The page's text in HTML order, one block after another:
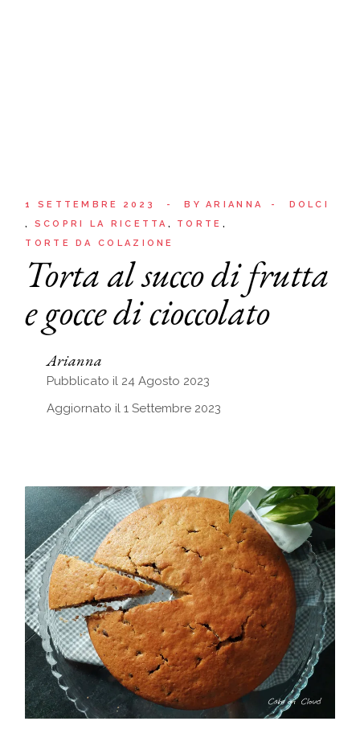
1 SETTEMBRE 2023 BY ARIANNA
DOLCI
SCOPRI LA RICETTA
TORTE
TORTE DA COLAZIONE
Torta al succo di frutta
e gocce di cioccolato
Arianna
Pubblicato il 24 Agosto 2023
Aggiornato il 1 Settembre 2023